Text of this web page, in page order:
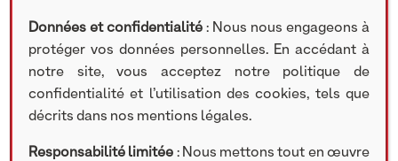
BIOGRAPHIE
Sylvie Abbe
Données et confidentialité : Nous nous engageons à
protéger vos données personnelles. En accédant à
notre site, vous acceptez notre politique de
confidentialité et l’utilisation des cookies, tels que
décrits dans nos mentions légales.
Responsabilité limitée : Nous mettons tout en œuvre